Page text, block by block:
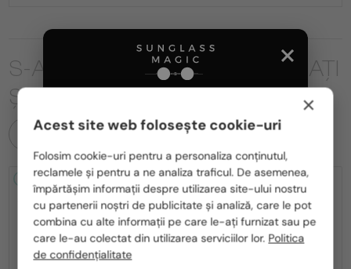
S-AR PUTEA SĂ FIȚI INTERESAȚI
ȘI DE
TOATE PRODUSELE
2-4 ZILE -20% 2-4 ZILE -20%
România / RO
Polska / PL
Magyarország / HU
United Arab Emirates / EN
×
Acest site web folosește cookie-uri
Folosim cookie-uri pentru a personaliza conținutul,
reclamele și pentru a ne analiza traficul. De asemenea,
împărtășim informații despre utilizarea site-ului nostru
cu partenerii noștri de publicitate și analiză, care le pot
combina cu alte informații pe care le-ați furnizat sau pe
care le-au colectat din utilizarea serviciilor lor. Politica
de confidențialitate